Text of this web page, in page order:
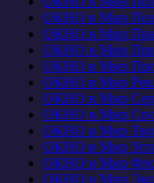
ОКНО в Мир
ОКНО в Мир
ОКНО в Мир
ОКНО в Мир
ОКНО в Мир
ОКНО в Мир
ОКНО в Мир
ОКНО в Мир
ОКНО в Мир
ОКНО в Мир
ОКНО в Мир